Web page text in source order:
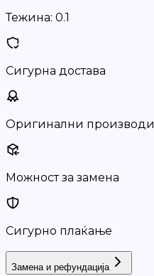
Тежина: 0.1
Сигурна достава
Оригинални производи
Можност за замена
Сигурно плаќање
Замена и рефундација